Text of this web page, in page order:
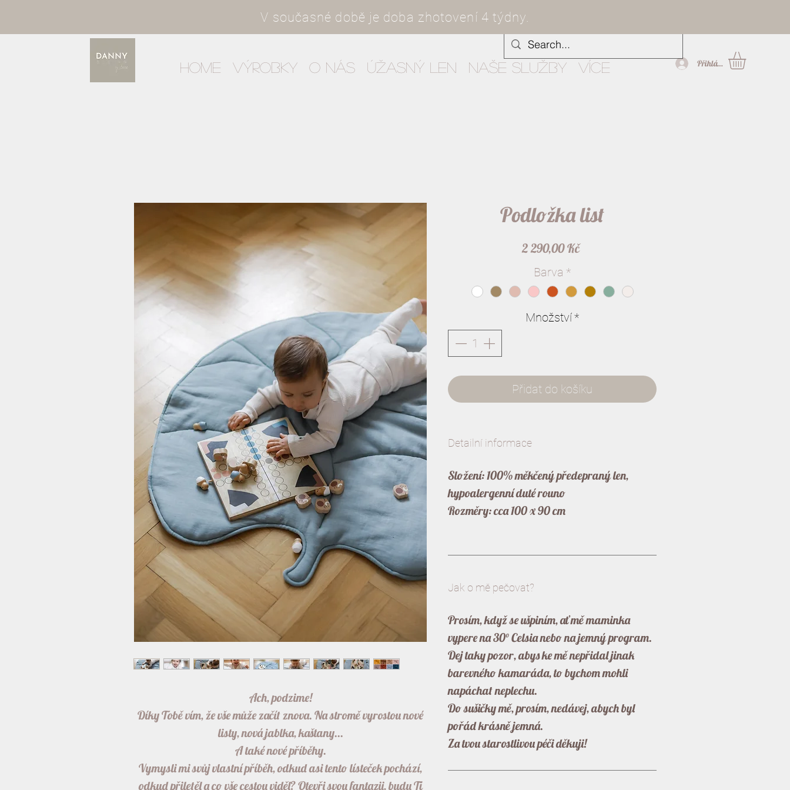
Přihlásit
Home Výrobky O nás Úžasný len Naše služby Více
Ach, podzime!
Díky Tobě vím, že vše může začít znova. Na stromě vyrostou nové
listy, nová jablka, kaštany...
A také nové příběhy.
Vymysli mi svůj vlastní příběh, odkud asi tento lísteček pochází,
odkud přiletěl a co vše cestou viděl? Otevři svou fantazii, budu Ti
Podložka list
2 290,00 KčCena
Barva *
Množství*
Přidat do košíku
Detailní informace
Složení: 100% měkčený předepraný len,
hypoalergenní duté rouno
Rozměry: cca 100 x 90 cm
Jak o mě pečovat?
Prosím, když se ušpiním, ať mě maminka
vypere na 30° Celsia nebo na jemný program.
Dej taky pozor, abys ke mě nepřidal jinak
barevného kamaráda, to bychom mohli
napáchat neplechu.
Do sušičky mě, prosím, nedávej, abych byl
pořád krásně jemná.
Za tvou starostlivou péči děkuji!
V současné době je doba zhotovení 4 týdny.